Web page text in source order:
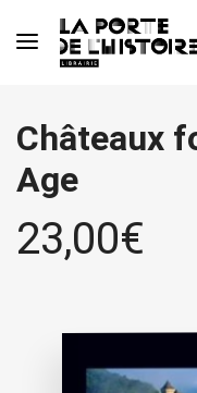
Châteaux
Age
23,00€